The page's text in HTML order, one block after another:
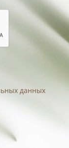
данных